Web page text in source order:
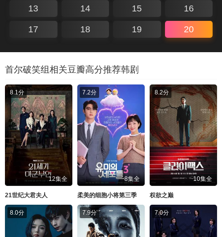
13 14 15 16
17 18 19 20
首尔破笑组相关豆瓣高分推荐韩剧
8.1分
12集全
21世纪大君夫人
7.2分
8集全
柔美的细胞小将第三季
8.2分
10集全
权欲之巅
8.0分 7.9分 7.0分